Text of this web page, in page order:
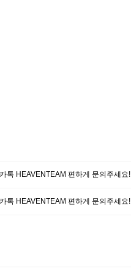
HEAVENTEAM 편하게 문의주세요!
HEAVENTEAM 편하게 문의주세요!